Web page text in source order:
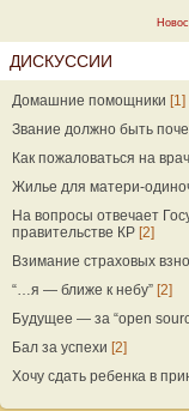
ДИСКУССИИ
Домашние помощники [1]
Звание должно быть
Как пожаловаться на
Жилье для матери-
На вопросы отвечает
правительстве КР [2]
Взимание страховых
“…я — ближе к небу” [2]
Будущее — за “open
Бал за успехи [2]
Хочу сдать ребенка в